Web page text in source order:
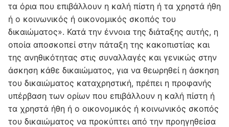
τα όρια που επιβάλλουν η καλή πίστη ή τα χρηστά ήθη
ή ο κοινωνικός ή οικονομικός σκοπός του
δικαιώματος». Κατά την έννοια της διάταξης αυτής, η
οποία αποσκοπεί στην πάταξη της κακοπιστίας και
της ανηθικότητας στις συναλλαγές και γενικώς στην
άσκηση κάθε δικαιώματος, για να θεωρηθεί η άσκηση
του δικαιώματος καταχρηστική, πρέπει η προφανής
υπέρβαση των ορίων που επιβάλλουν η καλή πίστη ή
τα χρηστά ήθη ή ο οικονομικός ή κοινωνικός σκοπός
του δικαιώματος να προκύπτει από την προηγηθείσα